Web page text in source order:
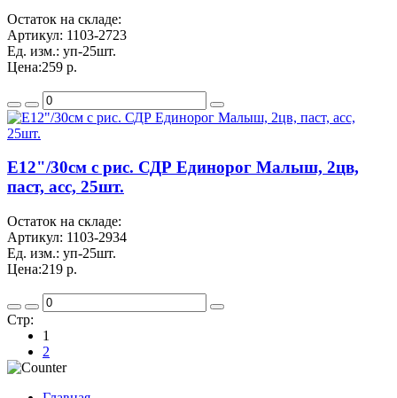
Остаток на складе:
Артикул: 1103-2723
Ед. изм.: уп-25шт.
Цена:259 р.
Е12"/30см с рис. СДР Единорог Малыш, 2цв,
паст, асс, 25шт.
Остаток на складе:
Артикул: 1103-2934
Ед. изм.: уп-25шт.
Цена:219 р.
Стр:
1
2